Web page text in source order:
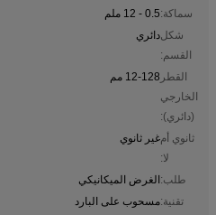
سماكة:0.5 - 12 ملم
شكل
القسم:
دائري
القطر
الخارجي
(دائري):
12-128 مم
ثانوي أم
لا:
غير ثانوي
طلب:الغرض الميكانيكي
تقنية:مسحوب على البارد